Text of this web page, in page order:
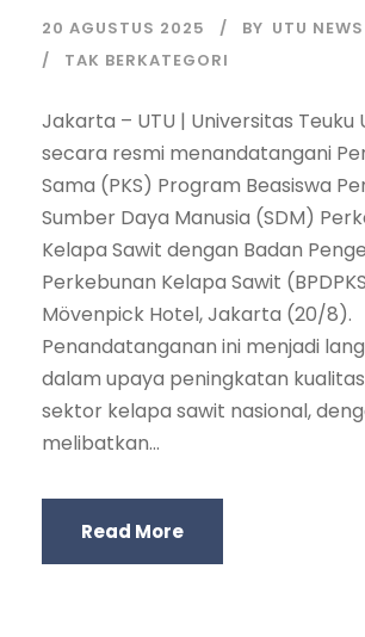
20 AGUSTUS 2025 BY UTU NEWS
TAK BERKATEGORI
Jakarta – UTU | Universitas Teuku
secara resmi menandatangani
Sama (PKS) Program Beasiswa
Sumber Daya Manusia (SDM)
Kelapa Sawit dengan Badan
Perkebunan Kelapa Sawit
Mövenpick Hotel, Jakarta (20/8).
Penandatanganan ini menjadi
dalam upaya peningkatan kualitas
sektor kelapa sawit nasional,
melibatkan...
Read More